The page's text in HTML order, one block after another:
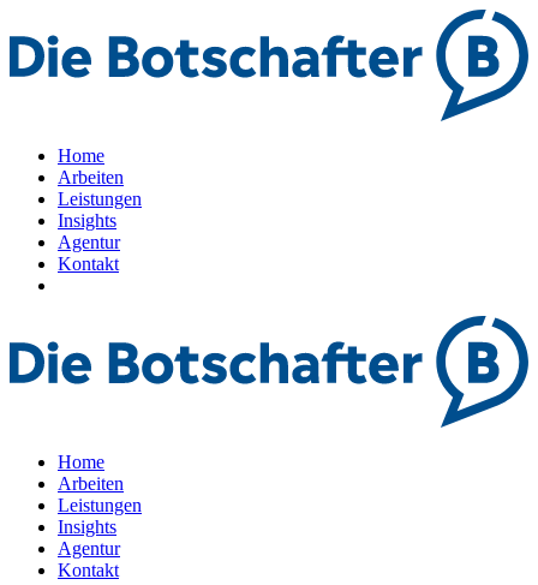
Home
Arbeiten
Leistungen
Insights
Agentur
Kontakt
Home
Arbeiten
Leistungen
Insights
Agentur
Kontakt